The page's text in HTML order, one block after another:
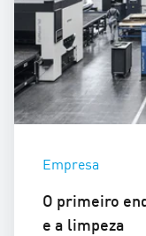
Empresa
O primeiro
e a limpeza